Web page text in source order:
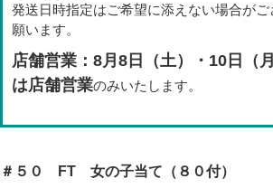
発送日時指定はご希望に添えない場合が
願います。
店舗営業：8月8日（土）・10日（
は店舗営業のみいたします。
＃５０ FT 女の子当て（８０付）